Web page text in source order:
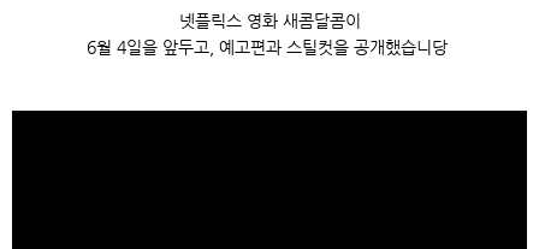
넷플릭스 영화 새콤달콤이
6월 4일을 앞두고, 예고편과 스틸컷을 공개했습니당